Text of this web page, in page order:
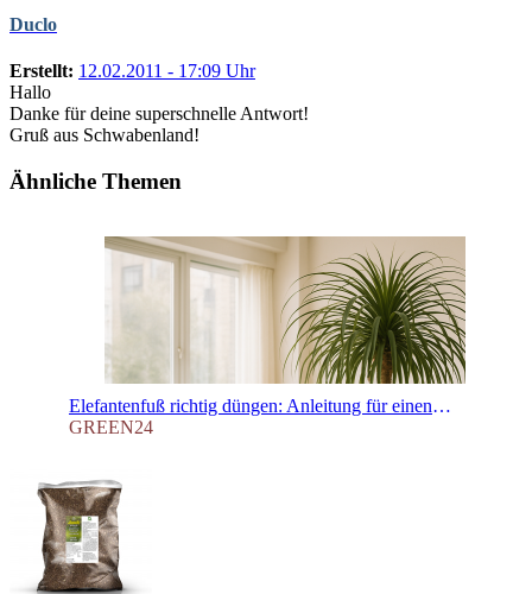
Duclo
Erstellt: 12.02.2011 - 17:09 Uhr
Hallo
Danke für deine superschnelle Antwort!
Gruß aus Schwabenland!
Ähnliche Themen
Elefantenfuß richtig düngen: Anleitung für einen gesunden Caudex & eine grüne Krone
GREEN24